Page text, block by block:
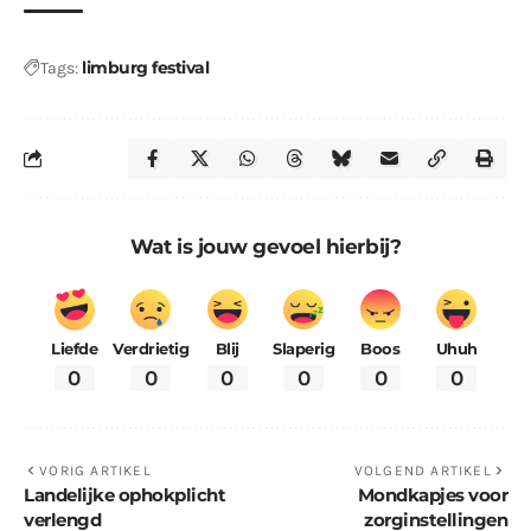
Tags: limburg festival
Wat is jouw gevoel hierbij?
Liefde
0
Verdrietig
0
Blij
0
Slaperig
0
Boos
0
Uhuh
0
VORIG ARTIKEL
Landelijke ophokplicht
verlengd
VOLGEND ARTIKEL
Mondkapjes voor
zorginstellingen